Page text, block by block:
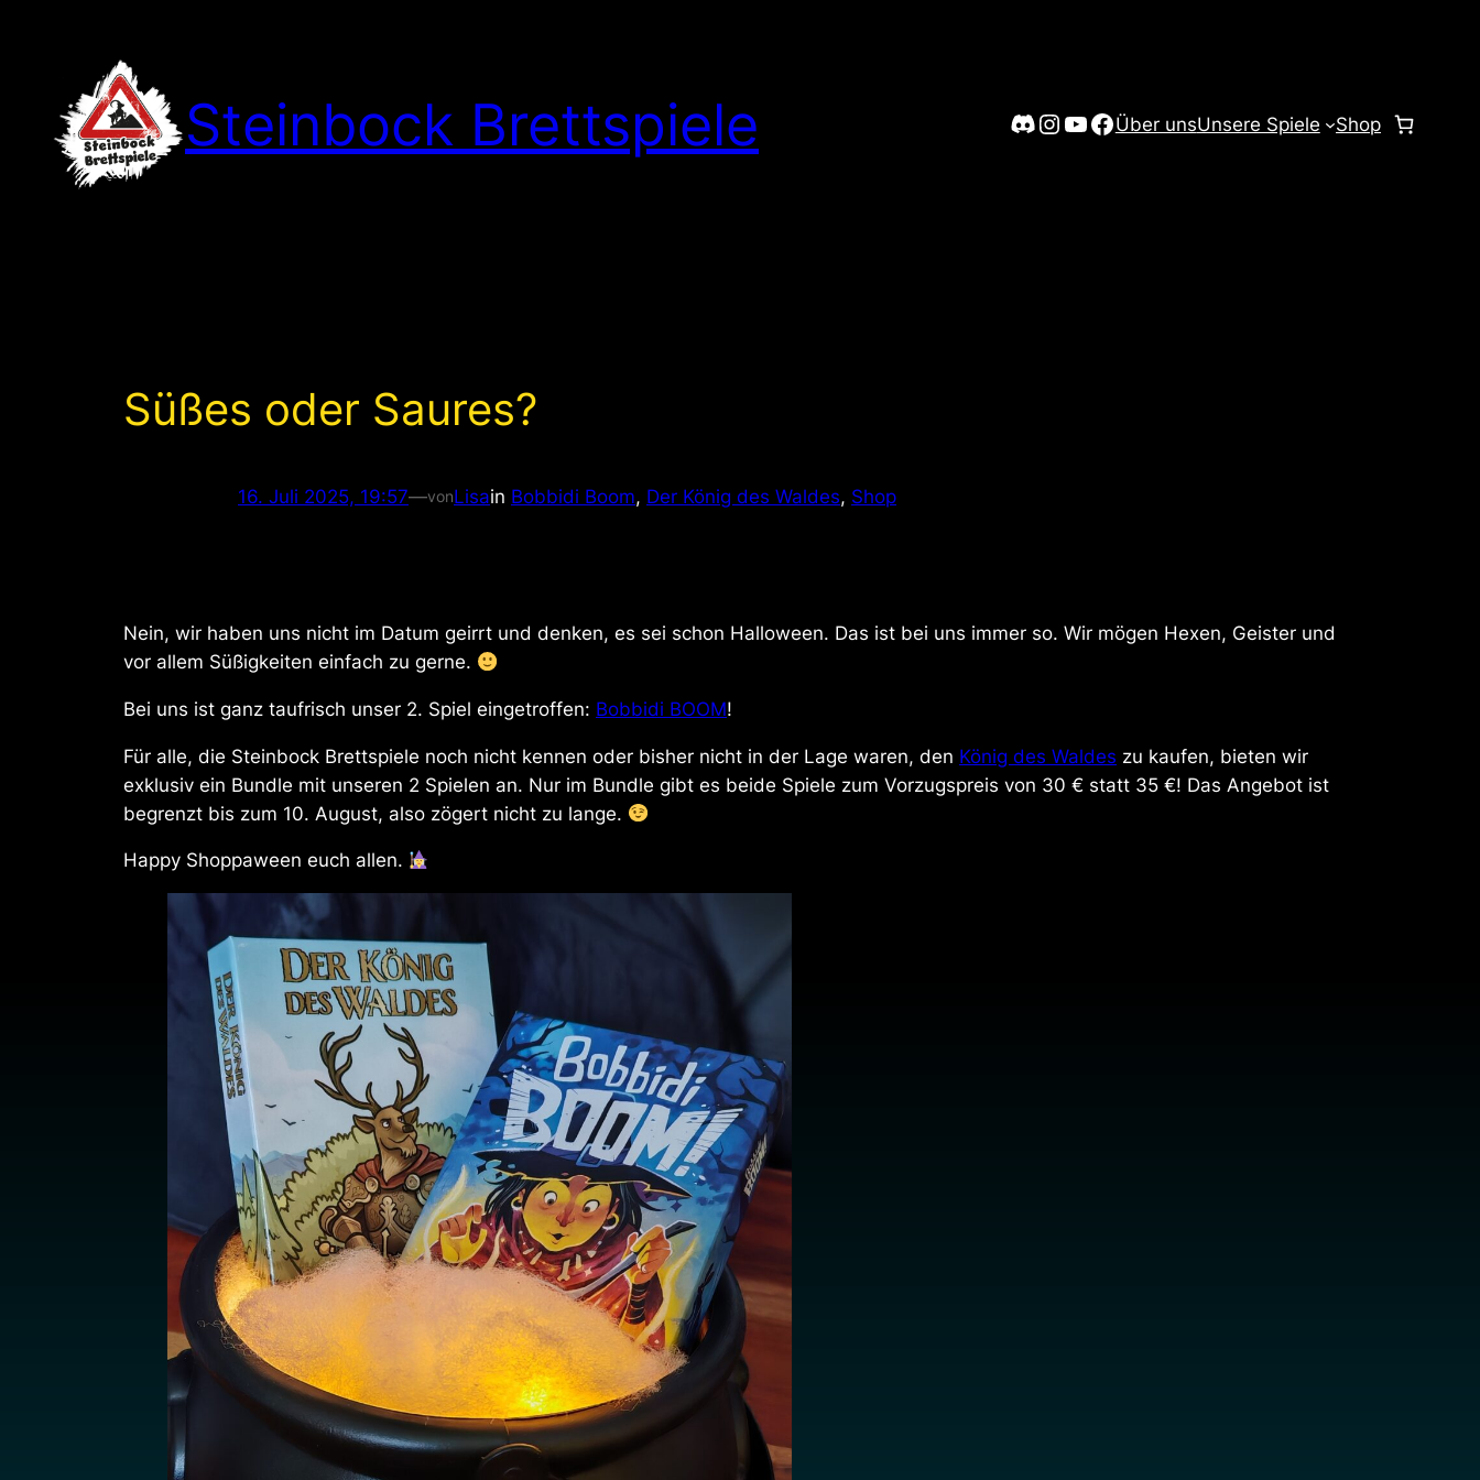
Steinbock Brettspiele Discord
Instagram
YouTube
Facebook
Über unsUnsere Spiele Shop
Süßes oder Saures?
16. Juli 2025, 19:57—vonLisain Bobbidi Boom, Der König des Waldes, Shop
Nein, wir haben uns nicht im Datum geirrt und denken, es sei schon Halloween. Das ist bei uns immer so. Wir mögen Hexen, Geister und
vor allem Süßigkeiten einfach zu gerne.
Bei uns ist ganz taufrisch unser 2. Spiel eingetroffen: Bobbidi BOOM!
Für alle, die Steinbock Brettspiele noch nicht kennen oder bisher nicht in der Lage waren, den König des Waldes zu kaufen, bieten wir
exklusiv ein Bundle mit unseren 2 Spielen an. Nur im Bundle gibt es beide Spiele zum Vorzugspreis von 30 € statt 35 €! Das Angebot ist
begrenzt bis zum 10. August, also zögert nicht zu lange.
Happy Shoppaween euch allen.